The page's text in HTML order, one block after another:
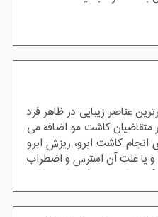
عناصر زیبایی در ظاهر فرد
متقاضیان کاشت مو اضافه می
انجام کاشت ابرو،‌ ریزش ابرو
و یا علت آن استرس و اضطراب
دچار ریزش ابرو شده باشد،
های خانگی مانند مالیدن
بیشتر ابروهای خود جلوگیری